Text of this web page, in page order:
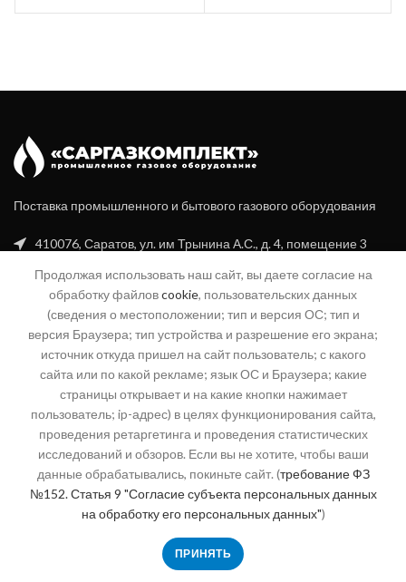
Поставка промышленного и бытового газового оборудования
410076, Саратов, ул. им Трынина А.С., д. 4, помещение 3
+7 (8452) 20-99-16
+7 (960) 356-94-70
info@sgk-gaz.ru
04@sgk-gaz.ru
КАТЕГОРИИ
СЕРВИС
Продолжая использовать наш сайт, вы даете согласие на
обработку файловcookie, пользовательских данных
(сведения о местоположении; тип и версия ОС; тип и
версия Браузера; тип устройства и разрешение его экрана;
источник откуда пришел на сайт пользователь; с какого
сайта или по какой рекламе; язык ОС и Браузера; какие
страницы открывает и на какие кнопки нажимает
пользователь; ip-адрес) в целях функционирования сайта,
проведения ретаргетинга и проведения статистических
исследований и обзоров. Если вы не хотите, чтобы ваши
данные обрабатывались, покиньте сайт. (требование ФЗ
№152. Статья 9 "Согласие субъекта персональных данных
на обработку его персональных данных")
ПРИНЯТЬ